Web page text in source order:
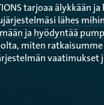
tarjoaa älykkään
lähes
ja hyödyntää
miten
vaatimukset